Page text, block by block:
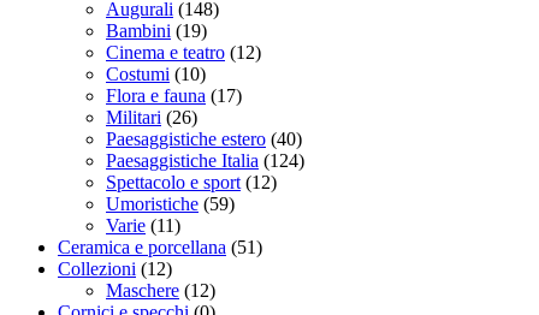
Augurali (148)
Bambini (19)
Cinema e teatro (12)
Costumi (10)
Flora e fauna (17)
Militari (26)
Paesaggistiche estero (40)
Paesaggistiche Italia (124)
Spettacolo e sport (12)
Umoristiche (59)
Varie (11)
Ceramica e porcellana (51)
Collezioni (12)
Maschere (12)